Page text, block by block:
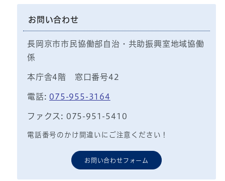
お問い合わせ
長岡京市市民協働部自治・共助振興室地域協働
係
本庁舎4階 窓口番号42
電話: 075-955-3164
ファクス: 075-951-5410
電話番号のかけ間違いにご注意ください！
お問い合わせフォーム